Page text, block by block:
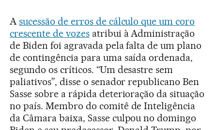
Asucessão de erros de cálculo que um coro
crescente de vozesatribui à Administração
de Biden foi agravada pela falta de um plano
de contingência para uma saída ordenada,
segundo os críticos. “Um desastre sem
paliativos”, disse o senador republicano Ben
Sasse sobre a rápida deterioração da situação
no país. Membro do comitê de Inteligência
da Câmara baixa, Sasse culpou no domingo